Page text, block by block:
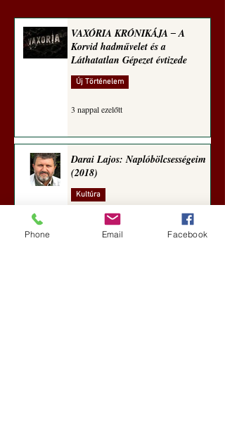
VAXÓRIA KRÓNIKÁJA ‒ A
Korvid hadművelet és a
Láthatatlan Gépezet évtizede
Új Történelem
3 nappal ezelőtt
Darai Lajos: Naplóbölcsességeim
(2018)
Kultúra
6 nappal ezelőtt
Phone Email Facebook